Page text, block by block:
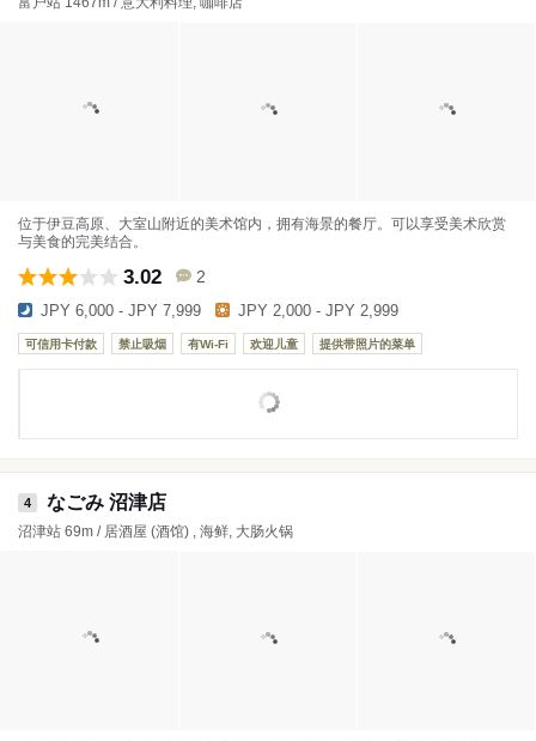
位于伊豆高原、大室山附近的美术馆内，拥有海景的餐厅。可以享受美术欣赏
与美食的完美结合。
3.02 2
JPY 6,000 - JPY 7,999 JPY 2,000 - JPY 2,999
可信用卡付款 禁止吸烟 有Wi-Fi 欢迎儿童 提供带照片的菜单
4 なごみ 沼津店
沼津站 69m / 居酒屋 (酒馆) , 海鲜, 大肠火锅